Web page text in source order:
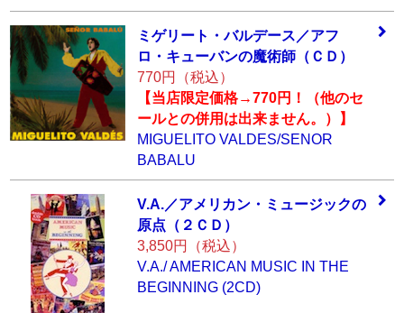
ミゲリート・バルデース／アフ
ロ・ キューバンの魔術師（ＣＤ）
770円（税込）
【当店限定価格→770円！（他のセ
ールとの併用は出来ません。）】
MIGUELITO VALDES/SENOR
BABALU
V.A.／アメリカン・ミュージックの
原点（２ＣＤ）
3,850円（税込）
V.A./ AMERICAN MUSIC IN THE
BEGINNING (2CD)